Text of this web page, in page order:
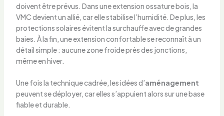
doivent être prévus. Dans une extension ossature bois, la
VMC devient un allié, car elle stabilise l’humidité. De plus, les
protections solaires évitent la surchauffe avec de grandes
baies. À la fin, une extension confortable se reconnaît à un
détail simple : aucune zone froide près des jonctions,
même en hiver.
Une fois la technique cadrée, les idées d’aménagement
peuvent se déployer, car elles s’appuient alors sur une base
fiable et durable.